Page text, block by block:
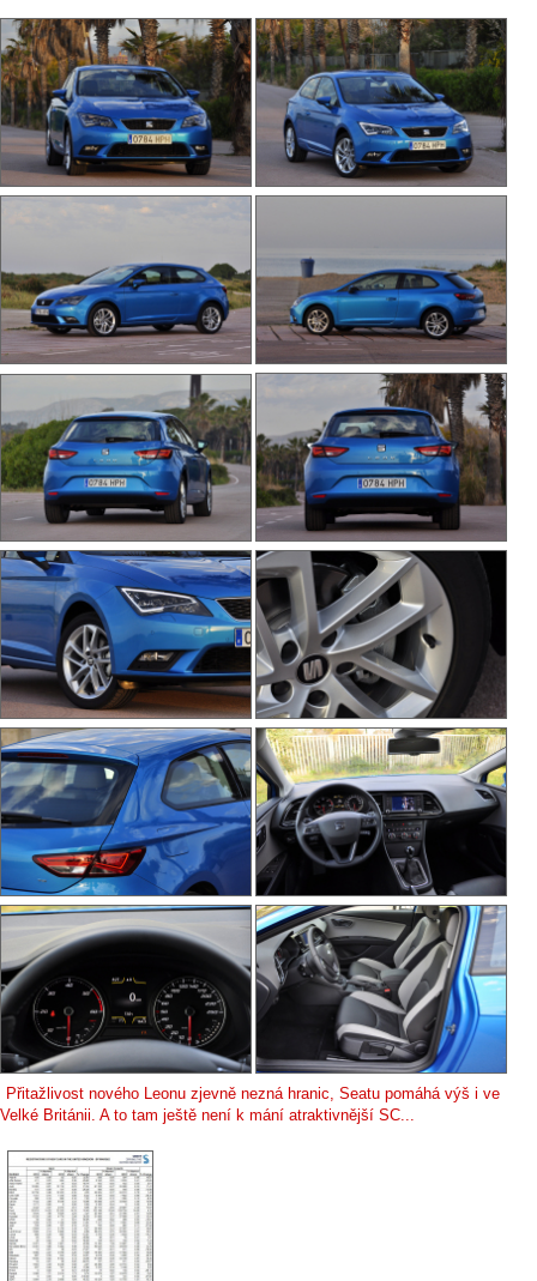
Přitažlivost nového Leonu zjevně nezná hranic, Seatu pomáhá výš i ve
Velké Británii. A to tam ještě není k mání atraktivnější SC...